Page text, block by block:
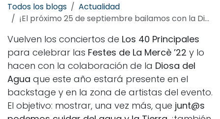
Todos los blogs
Actualidad
¡El próximo 25 de septiembre bailamos con la Diosa del Agua al ritmo de Los 40 Principales!
Vuelven los conciertos de Los 40 Principales
para celebrar las Festes de La Mercè ’22 y lo
hacen con la colaboración de la Diosa del
Agua que este año estará presente en el
backstage y en la zona de artistas del evento.
El objetivo: mostrar, una vez más, que junt@s